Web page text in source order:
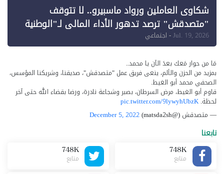
شكاوى العاملين ورواد ماسبيرو.. لا تتوقف
"متصدقش" ترصد تدهور الأداء المالي لـ"الوطنية
للإعلام"
Jul. 19, 2026- اجتماعي
مَا من حوار مَعك بعدَ الآن يا محمد..
بمزيد من الحزن والألم، ينعى فريق عمل "متصدقش"، صديقنا، وشريكنا المؤسس،
الصحفي محمد أبو الغيط.
قاوم أبو الغيط، مرض السرطان، بصبر وشجاعة نادرة، ورضا بقضاء الله حتى آخر
لحظة. pic.twitter.com/9lywyhUbzK
— متصدقش (@matsda2sh)
December 5, 2022
تابعنا
748K
متابع
748K
متابع